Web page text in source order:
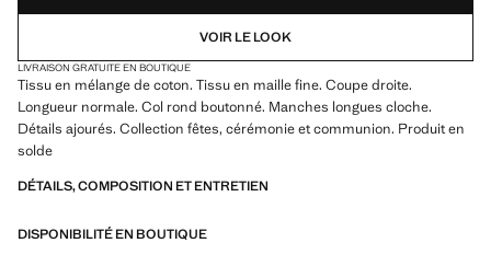
VOIR LE LOOK
LIVRAISON GRATUITE EN BOUTIQUE
Tissu en mélange de coton. Tissu en maille fine. Coupe droite.
Longueur normale. Col rond boutonné. Manches longues cloche.
Détails ajourés. Collection fêtes, cérémonie et communion. Produit en
solde
DÉTAILS, COMPOSITION ET ENTRETIEN
DISPONIBILITÉ EN BOUTIQUE